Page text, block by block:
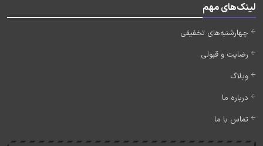
لینک‌های مهم
چهارشنبه‌های تخفیفی
رضایت و قبولی
وبلاگ
درباره ما
تماس با ما